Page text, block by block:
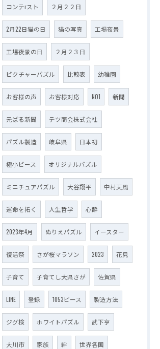
コンテrスト ２月２２日
2月22日猫の日 猫の写真 工場夜景
工場夜景の日 ２月２３日
ピクチャーパズル 比較表 幼稚園
お客様の声 お客様対応 NO1 新聞
元ぱる新聞 テツ商会株式会社
パズル製造 岐阜県 日本初
極小ピース オリジナルパズル
ミニチュアパズル 大谷翔平 中村天風
運命を拓く 人生哲学 心酔
2023年4月 ぬりえパズル イースター
復活祭 さが桜マラソン 2023 花見
子育て 子育てし大県さが 佐賀県
LINE 登録 1053ピース 製造方法
ジグ検 ホワイトパズル 武下亨
大川市 家族 絆 世界各国